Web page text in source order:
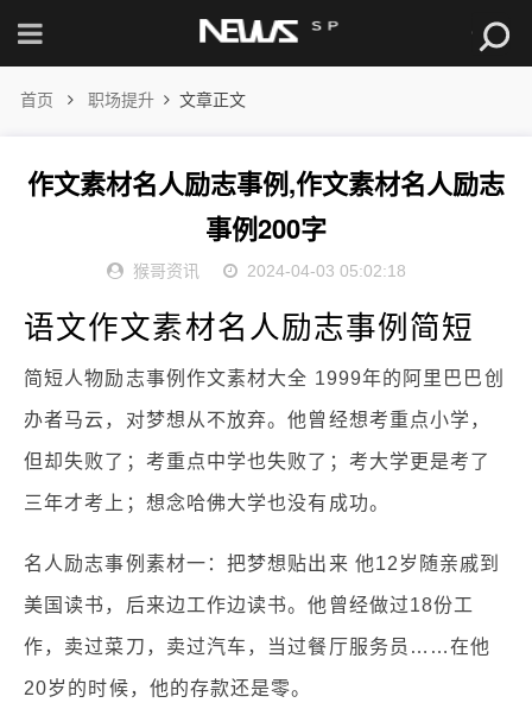
首页 职场提升 文章正文
作文素材名人励志事例,作文素材名人励志
事例200字
猴哥资讯 2024-04-03 05:02:18
语文作文素材名人励志事例简短
简短人物励志事例作文素材大全 1999年的阿里巴巴创
办者马云，对梦想从不放弃。他曾经想考重点小学，
但却失败了；考重点中学也失败了；考大学更是考了
三年才考上；想念哈佛大学也没有成功。
名人励志事例素材一：把梦想贴出来 他12岁随亲戚到
美国读书，后来边工作边读书。他曾经做过18份工
作，卖过菜刀，卖过汽车，当过餐厅服务员……在他
20岁的时候，他的存款还是零。